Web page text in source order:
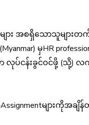
အစရှိသောသူများတ
(Myanmar) မှHR
မှာ လုပ်ငန်းခွင်ဝင်ဖို့
များကိုအချိ